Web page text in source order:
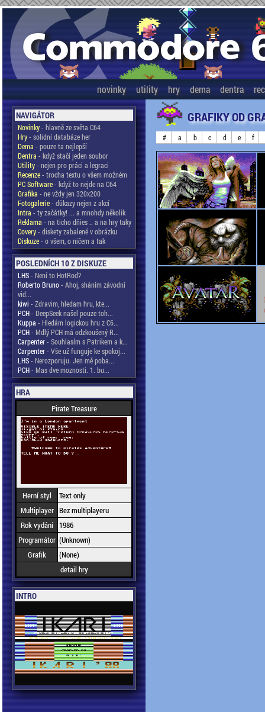
novinky utility hry dema dentra
NAVIGÁTOR
Novinky- hlavně ze světa C64
Hry- solidní databáze her
Dema - pouze ta nejlepší
Dentra - když stačí jeden soubor
Utility- nejen pro práci a legraci
Recenze- trocha textu o všem možném
PC Software- když to nejde na C64
Grafika - ne vždy jen 320x200
Fotogalerie- důkazy nejen z akcí
Intra - ty začátky! ... a mnohdy několik
Reklama - na ticho dňies .. a na hry taky
Covery- diskety zabalené v obrázku
Diskuze- o všem, o ničem a tak
POSLEDNÍCH 10 Z DISKUZE
LHS- Není to HotRod?
Roberto Bruno- Ahoj, sháním závodní
vid...
kiwi - Zdravim, hledam hru, kte...
PCH- DeepSeek našel pouze toh...
Kuppa - Hledám logickou hru z C6...
PCH- Mdlý PCH má odzkoušený R...
Carpenter- Souhlasím s Patrikem a k...
Carpenter- Vše už funguje ke spokoj...
LHS- Nerozporuju. Jen mě poba...
PCH- Mas dve moznosti. 1. bu...
HRA
Pirate Treasure
Herní styl
Text only
Multiplayer Bez multiplayeru
Rok vydání
1986
Programátor (Unknown)
Grafik
(None)
detail hry
INTRO
GRAFIKY OD
# a b c d e f